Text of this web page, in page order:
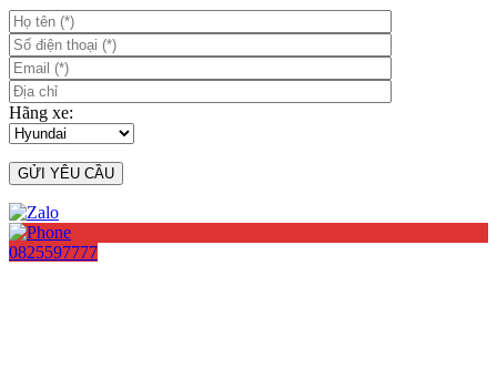
Hãng xe:
0825597777